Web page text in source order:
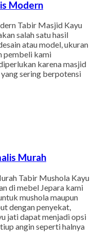
Modern
Tabir Masjid Kayu
salah satu hasil
atau model, ukuran
pembeli kami
karena masjid
sering berpotensi
Murah
Tabir Mushola Kayu
di mebel Jepara kami
mushola maupun
dengan penyekat,
jati dapat menjadi opsi
angin seperti halnya